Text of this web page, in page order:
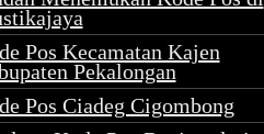
Pos Kecamatan Kajen
Pekalongan
Pos Ciadeg Cigombong